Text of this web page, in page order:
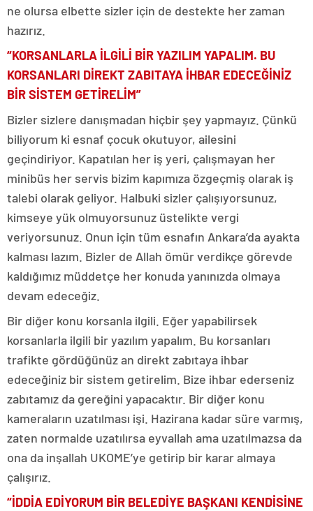
ne olursa elbette sizler için de destekte her zaman
hazırız.
“KORSANLARLA İLGİLİ BİR YAZILIM YAPALIM. BU
KORSANLARI DİREKT ZABITAYA İHBAR EDECEĞİNİZ
BİR SİSTEM GETİRELİM”
Bizler sizlere danışmadan hiçbir şey yapmayız. Çünkü
biliyorum ki esnaf çocuk okutuyor, ailesini
geçindiriyor. Kapatılan her iş yeri, çalışmayan her
minibüs her servis bizim kapımıza özgeçmiş olarak iş
talebi olarak geliyor. Halbuki sizler çalışıyorsunuz,
kimseye yük olmuyorsunuz üstelikte vergi
veriyorsunuz. Onun için tüm esnafın Ankara’da ayakta
kalması lazım. Bizler de Allah ömür verdikçe görevde
kaldığımız müddetçe her konuda yanınızda olmaya
devam edeceğiz.
Bir diğer konu korsanla ilgili. Eğer yapabilirsek
korsanlarla ilgili bir yazılım yapalım. Bu korsanları
trafikte gördüğünüz an direkt zabıtaya ihbar
edeceğiniz bir sistem getirelim. Bize ihbar ederseniz
zabıtamız da gereğini yapacaktır. Bir diğer konu
kameraların uzatılması işi. Hazirana kadar süre varmış,
zaten normalde uzatılırsa eyvallah ama uzatılmazsa da
ona da inşallah UKOME’ye getirip bir karar almaya
çalışırız.
“İDDİA EDİYORUM BİR BELEDİYE BAŞKANI KENDİSİNE